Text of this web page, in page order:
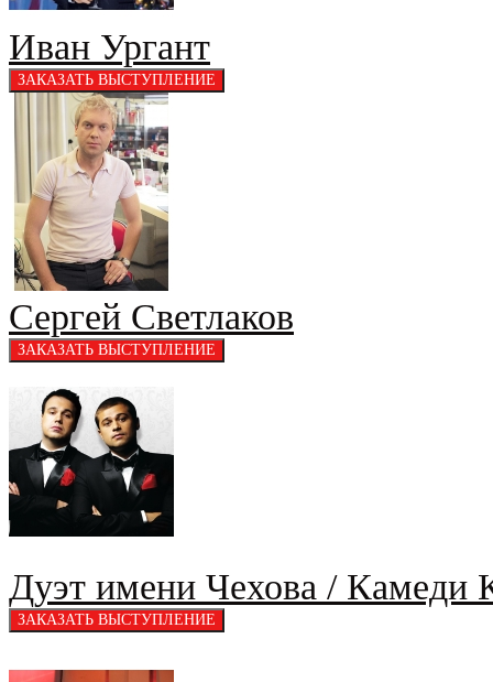
Иван Ургант
Сергей Светлаков
Дуэт имени Чехова / Камеди